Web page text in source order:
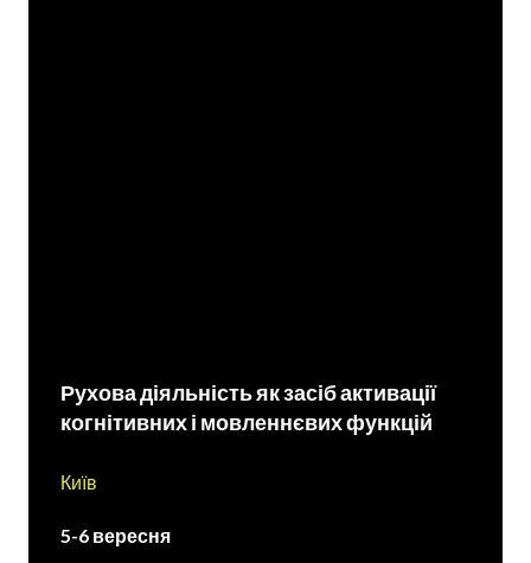
Рухова діяльність як засіб активації
когнітивних і мовленнєвих функцій
Київ
5-6 вересня